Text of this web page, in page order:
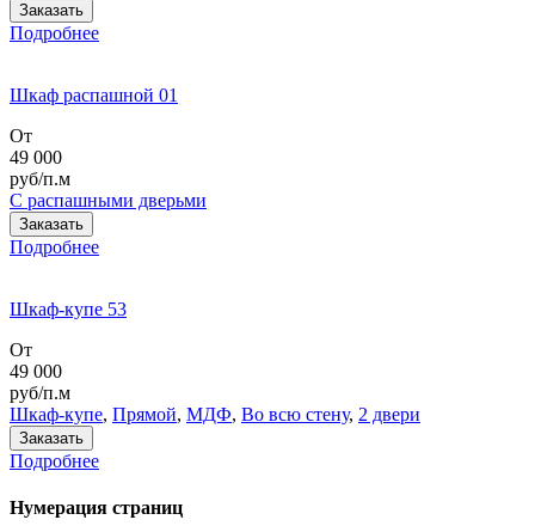
Заказать
Подробнее
Шкаф распашной 01
От
49 000
руб/п.м
С распашными дверьми
Заказать
Подробнее
Шкаф-купе 53
От
49 000
руб/п.м
Шкаф-купе, Прямой, МДФ, Во всю стену, 2 двери
Заказать
Подробнее
Нумерация страниц